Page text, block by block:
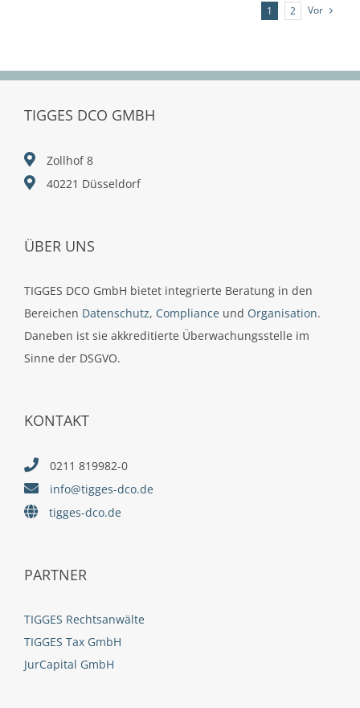
1 2 Vor
TIGGES DCO GMBH
Zollhof 8
40221 Düsseldorf
ÜBER UNS
TIGGES DCO GmbH bietet integrierte Beratung in den
Bereichen Datenschutz, Compliance und Organisation.
Daneben ist sie akkreditierte Überwachungsstelle im
Sinne der DSGVO.
KONTAKT
0211 819982-0
info@tigges-dco.de
tigges-dco.de
PARTNER
TIGGES Rechtsanwälte
TIGGES Tax GmbH
JurCapital GmbH